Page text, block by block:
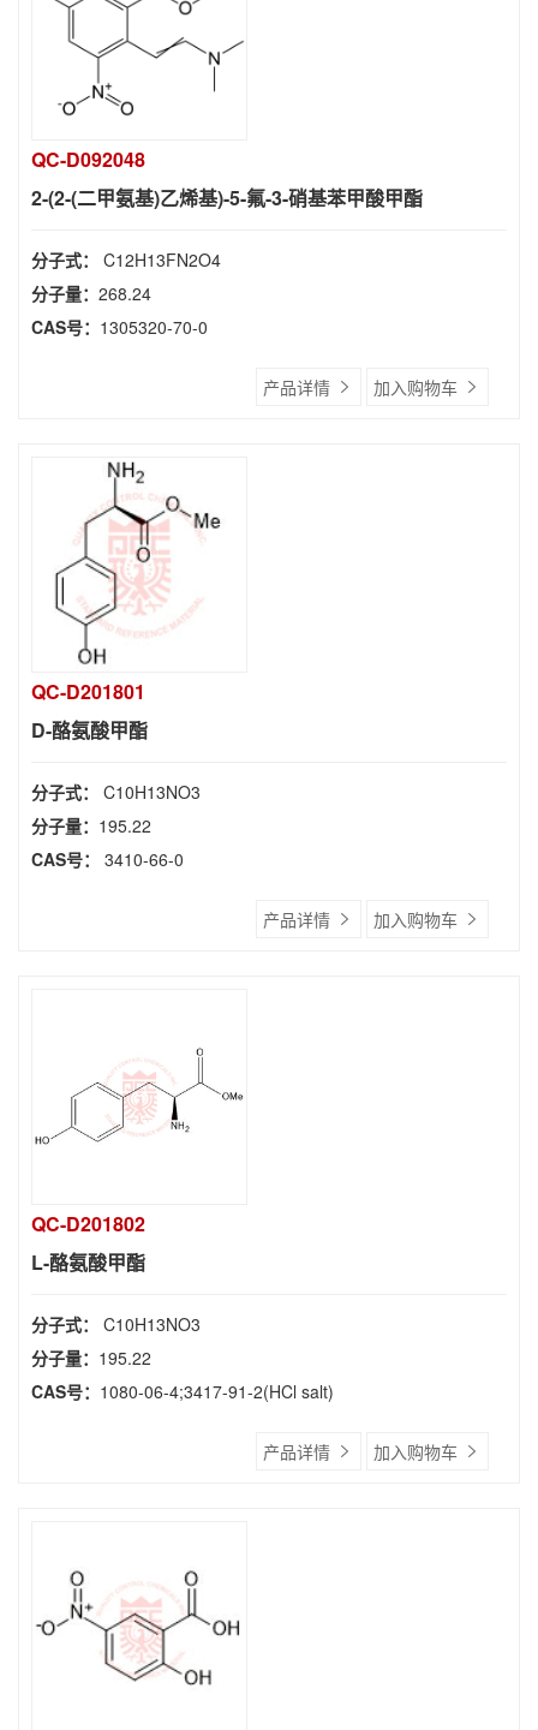
QC-D092048
2-(2-(二甲氨基)乙烯基)-5-氟-3-硝基苯甲酸甲酯
分子式： C12H13FN2O4
分子量： 268.24
CAS号： 1305320-70-0
产品详情 加入购物车
QC-D201801
D-酪氨酸甲酯
分子式： C10H13NO3
分子量： 195.22
CAS号：
3410-66-0
产品详情 加入购物车
QC-D201802
L-酪氨酸甲酯
分子式： C10H13NO3
分子量： 195.22
CAS号： 1080-06-4;3417-91-2(HCl salt)
产品详情 加入购物车